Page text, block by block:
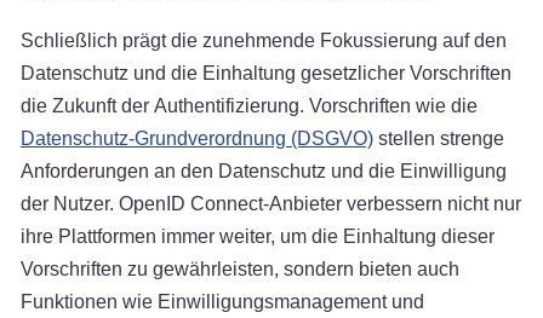
Schließlich prägt die zunehmende Fokussierung auf den
Datenschutz und die Einhaltung gesetzlicher Vorschriften
die Zukunft der Authentifizierung. Vorschriften wie die
Datenschutz-Grundverordnung (DSGVO)stellen strenge
Anforderungen an den Datenschutz und die Einwilligung
der Nutzer. OpenID Connect-Anbieter verbessern nicht nur
ihre Plattformen immer weiter, um die Einhaltung dieser
Vorschriften zu gewährleisten, sondern bieten auch
Funktionen wie Einwilligungsmanagement und